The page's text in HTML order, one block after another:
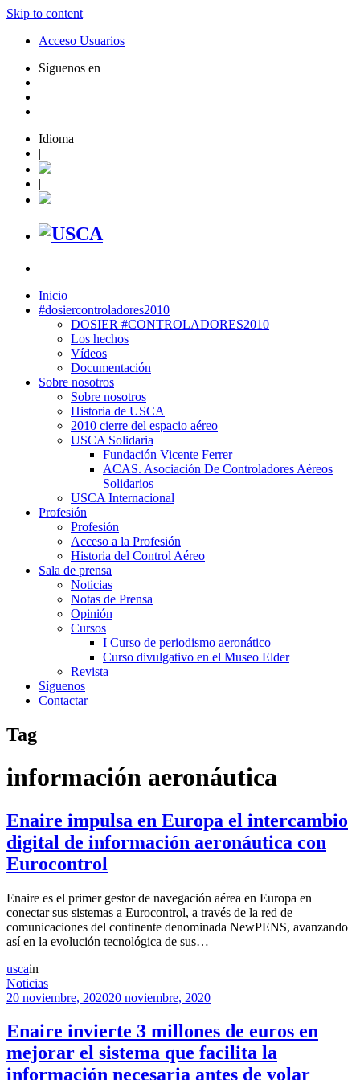
Skip to content
Acceso Usuarios
Síguenos en
Idioma
|
|
Inicio
#dosiercontroladores2010
DOSIER #CONTROLADORES2010
Los hechos
Vídeos
Documentación
Sobre nosotros
Sobre nosotros
Historia de USCA
2010 cierre del espacio aéreo
USCA Solidaria
Fundación Vicente Ferrer
ACAS. Asociación De Controladores Aéreos
Solidarios
USCA Internacional
Profesión
Profesión
Acceso a la Profesión
Historia del Control Aéreo
Sala de prensa
Noticias
Notas de Prensa
Opinión
Cursos
I Curso de periodismo aeronático
Curso divulgativo en el Museo Elder
Revista
Síguenos
Contactar
Tag
información aeronáutica
Enaire impulsa en Europa el intercambio
digital de información aeronáutica con
Eurocontrol
Enaire es el primer gestor de navegación aérea en Europa en
conectar sus sistemas a Eurocontrol, a través de la red de
comunicaciones del continente denominada NewPENS, avanzando
así en la evolución tecnológica de sus…
uscain
Noticias
20 noviembre, 202020 noviembre, 2020
Enaire invierte 3 millones de euros en
mejorar el sistema que facilita la
información necesaria antes de volar